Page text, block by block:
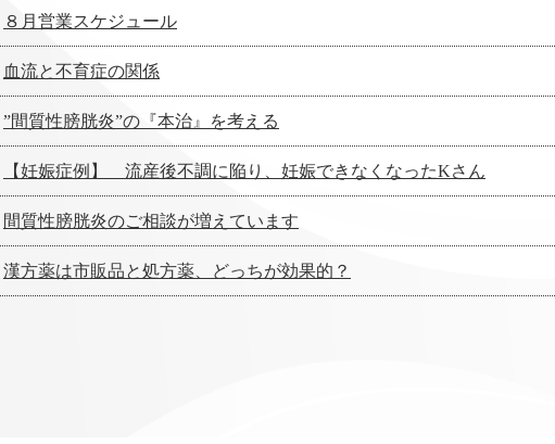
８月営業スケジュール
血流と不育症の関係
”間質性膀胱炎”の『本治』を考える
【妊娠症例】 流産後不調に陥り、妊娠できなくなったKさん
間質性膀胱炎のご相談が増えています
漢方薬は市販品と処方薬、どっちが効果的？